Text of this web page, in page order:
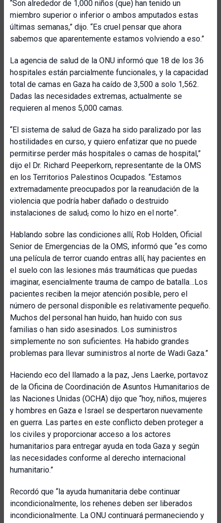
“Son alrededor de 1,000 niños (que) han tenido un
miembro superior o inferior o ambos amputados estas
últimas semanas,” dijo. “Es cruel pensar que ahora
sabemos que aparentemente estamos volviendo a eso.”
La agencia de salud de la ONU informó que 18 de los 36
hospitales están parcialmente funcionales, y la capacidad
total de camas en Gaza ha caído de 3,500 a solo 1,562.
Dadas las necesidades extremas, actualmente se
requieren al menos 5,000 camas.
“El sistema de salud de Gaza ha sido paralizado por las
hostilidades en curso, y quiero enfatizar que no puede
permitirse perder más hospitales o camas de hospital,”
dijo el Dr. Richard Peeperkorn, representante de la OMS
en los Territorios Palestinos Ocupados. “Estamos
extremadamente preocupados por la reanudación de la
violencia que podría haber dañado o destruido
instalaciones de salud, como lo hizo en el norte”.
Hablando sobre las condiciones allí, Rob Holden, Oficial
Senior de Emergencias de la OMS, informó que “es como
una película de terror cuando entras allí, hay pacientes en
el suelo con las lesiones más traumáticas que puedas
imaginar, esencialmente trauma de campo de batalla…Los
pacientes reciben la mejor atención posible, pero el
número de personal disponible es relativamente pequeño.
Muchos del personal han huido, han huido con sus
familias o han sido asesinados. Los suministros
simplemente no son suficientes. Ha habido grandes
problemas para llevar suministros al norte de Wadi Gaza.”
Haciendo eco del llamado a la paz, Jens Laerke, portavoz
de la Oficina de Coordinación de Asuntos Humanitarios de
las Naciones Unidas (OCHA) dijo que “hoy, niños, mujeres
y hombres en Gaza e Israel se despertaron nuevamente
en guerra. Las partes en este conflicto deben proteger a
los civiles y proporcionar acceso a los actores
humanitarios para entregar ayuda en toda Gaza y según
las necesidades conforme al derecho internacional
humanitario.”
Recordó que “la ayuda humanitaria debe continuar
incondicionalmente, los rehenes deben ser liberados
incondicionalmente. La ONU continuará permaneciendo y